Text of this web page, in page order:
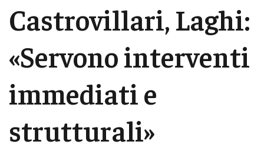
Castrovillari, Laghi:
«Servono interventi
immediati e
strutturali»